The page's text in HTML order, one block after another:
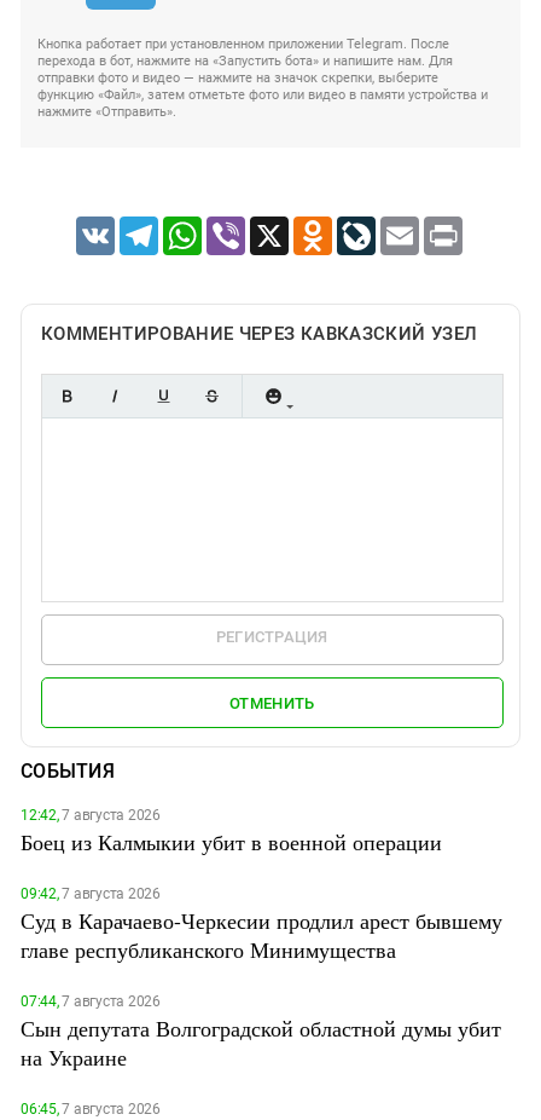
Кнопка работает при установленном приложении Telegram. После
перехода в бот, нажмите на «Запустить бота» и напишите нам. Для
отправки фото и видео — нажмите на значок скрепки, выберите
функцию «Файл», затем отметьте фото или видео в памяти устройства и
нажмите «Отправить».
VK TelegramWhatsApp
Viber X Odnoklassniki
LiveJournal
Email Print
КОММЕНТИРОВАНИЕ ЧЕРЕЗ КАВКАЗСКИЙ УЗЕЛ
РЕГИСТРАЦИЯ
ОТМЕНИТЬ
СОБЫТИЯ
12:42,7 августа 2026
Боец из Калмыкии убит в военной операции
09:42,7 августа 2026
Суд в Карачаево-Черкесии продлил арест бывшему
главе республиканского Минимущества
07:44,7 августа 2026
Сын депутата Волгоградской областной думы убит
на Украине
06:45,7 августа 2026